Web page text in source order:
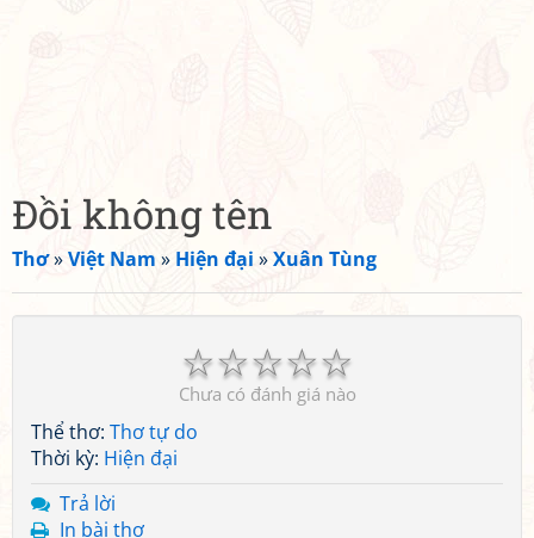
Đồi không tên
Thơ»Việt Nam » Hiện đại »Xuân Tùng
☆
☆
☆
☆
☆
Chưa có đánh giá nào
Thể thơ: Thơ tự do
Thời kỳ: Hiện đại
Trả lời
In bài thơ